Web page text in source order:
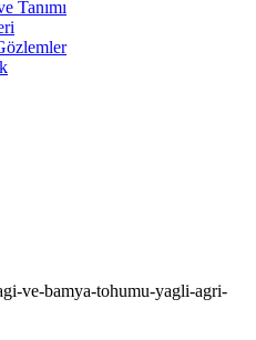
Tanımı
ve-bamya-tohumu-yagli-agri-